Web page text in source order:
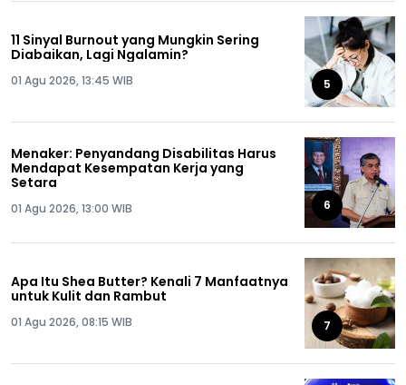
11 Sinyal Burnout yang Mungkin Sering
Diabaikan, Lagi Ngalamin?
01 Agu 2026, 13:45 WIB 5
Menaker: Penyandang Disabilitas Harus
Mendapat Kesempatan Kerja yang
Setara
01 Agu 2026, 13:00 WIB 6
Apa Itu Shea Butter? Kenali 7 Manfaatnya
untuk Kulit dan Rambut
01 Agu 2026, 08:15 WIB 7